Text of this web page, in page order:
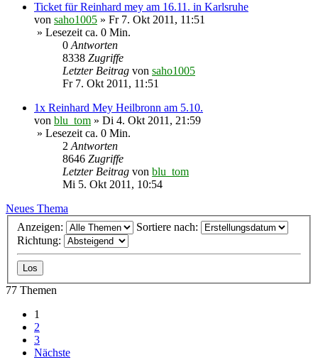
Ticket für Reinhard mey am 16.11. in Karlsruhe
von saho1005 » Fr 7. Okt 2011, 11:51
» Lesezeit ca. 0 Min.
0Antworten
8338 Zugriffe
Letzter Beitrag von saho1005
Fr 7. Okt 2011, 11:51
1x Reinhard Mey Heilbronn am 5.10.
von blu_tom » Di 4. Okt 2011, 21:59
» Lesezeit ca. 0 Min.
2Antworten
8646 Zugriffe
Letzter Beitrag von blu_tom
Mi 5. Okt 2011, 10:54
Neues Thema
Anzeigen:
Sortiere nach:
Richtung:
77 Themen
1
2
3
Nächste